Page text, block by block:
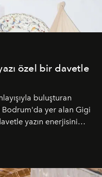
özel bir davetle
buluşturan
yer alan Gigi
yazın enerjisini